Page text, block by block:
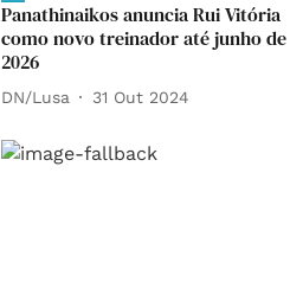
Panathinaikos anuncia Rui Vitória
como novo treinador até junho de
2026
DN/Lusa 31 Out 2024